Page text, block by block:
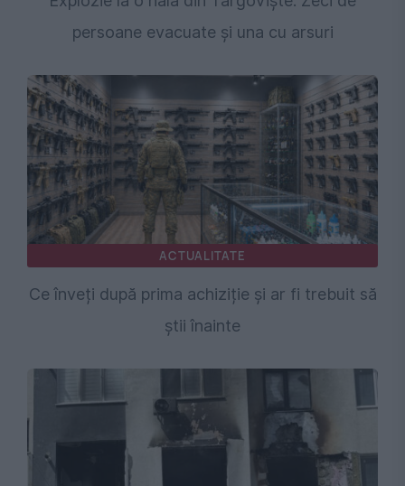
persoane evacuate și una cu arsuri
ACTUALITATE
Ce înveți după prima achiziție și ar fi trebuit să
știi înainte